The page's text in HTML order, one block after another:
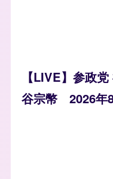
【LIVE】参政
谷宗幣 2026年